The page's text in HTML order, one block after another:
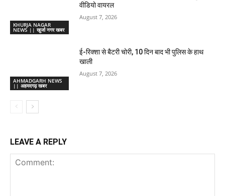
KHURJA NAGAR
NEWS || खुर्जा नगर खबर
वीडियो वायरल
August 7, 2026
AHMADGARH NEWS
|| अहमदगढ़ खबर
ई-रिक्शा से बैटरी चोरी, 10 दिन बाद भी पुलिस के हाथ
खाली
August 7, 2026
LEAVE A REPLY